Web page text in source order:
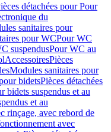
détachées pour Pour
du
sanitaires pour
pour WCPour WC
suspendusPour WC au
AccessoiresPièces
Modules sanitaires pour
bidetsPièces détachées
bidets suspendus et au
et au
rinçage, avec rebord de
avec